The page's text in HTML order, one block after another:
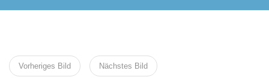
Vorheriges Bild Nächstes Bild